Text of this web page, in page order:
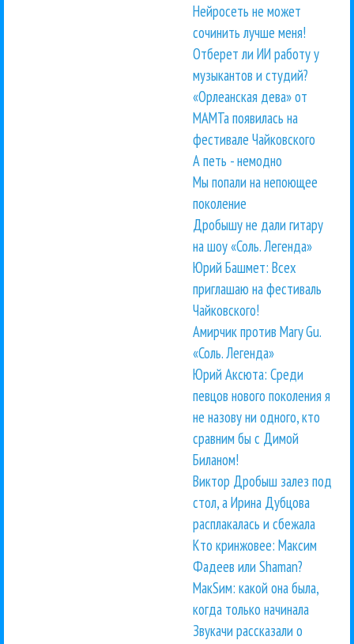
Нейросеть не может
сочинить лучше меня!
Отберет ли ИИ работу у
музыкантов и студий?
«Орлеанская дева» от
МАМТа появилась на
фестивале Чайковского
А петь - немодно
Мы попали на непоющее
поколение
Дробышу не дали гитару
на шоу «Соль. Легенда»
Юрий Башмет: Всех
приглашаю на фестиваль
Чайковского!
Амирчик против Mary Gu.
«Соль. Легенда»
Юрий Аксюта: Среди
певцов нового поколения я
не назову ни одного, кто
сравним бы с Димой
Биланом!
Виктор Дробыш залез под
стол, а Ирина Дубцова
расплакалась и сбежала
Кто кринжовее: Максим
Фадеев или Shaman?
МакSим: какой она была,
когда только начинала
Звукачи рассказали о